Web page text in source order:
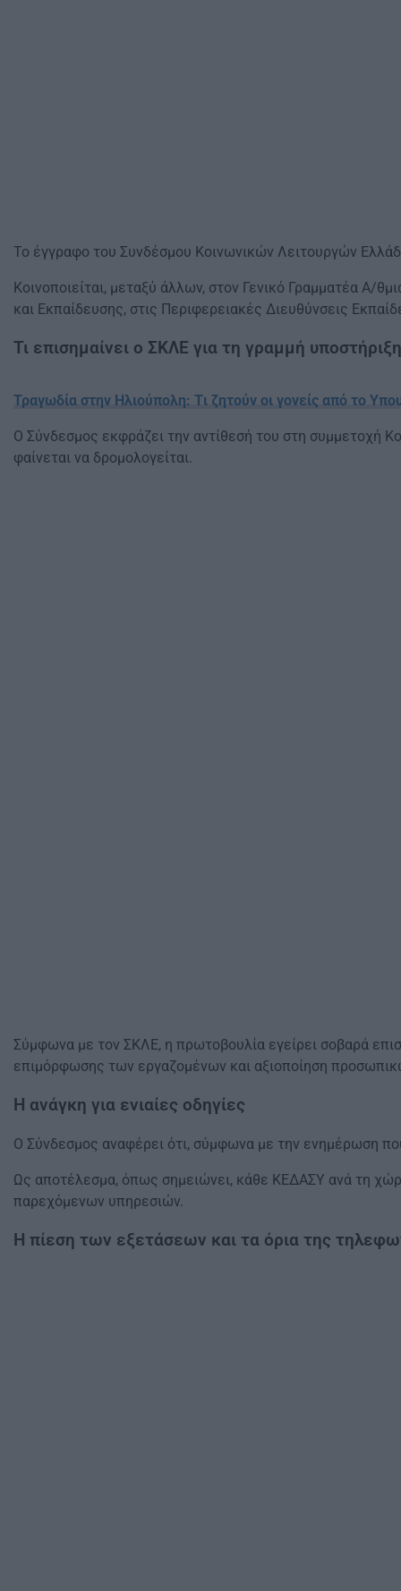
Το έγγραφο του Συνδέσμου Κοινωνικών Λειτουργών
Κοινοποιείται, μεταξύ άλλων, στον Γενικό Γραμματέα Α/
και Εκπαίδευσης, στις Περιφερειακές Διευθύνσεις
Τι επισημαίνει ο ΣΚΛΕ για τη γραμμή
Τραγωδία στην Ηλιούπολη: Tι ζητούν οι γονείς από το
Ο Σύνδεσμος εκφράζει την αντίθεσή του στη
φαίνεται να δρομολογείται.
Σύμφωνα με τον ΣΚΛΕ, η πρωτοβουλία εγείρει σοβαρά
επιμόρφωσης των εργαζομένων και αξιοποίηση
Η ανάγκη για ενιαίες οδηγίες
Ο Σύνδεσμος αναφέρει ότι, σύμφωνα με την ενημέρωση
Ως αποτέλεσμα, όπως σημειώνει, κάθε ΚΕΔΑΣΥ ανά τη
παρεχόμενων υπηρεσιών.
Η πίεση των εξετάσεων και τα όρια της